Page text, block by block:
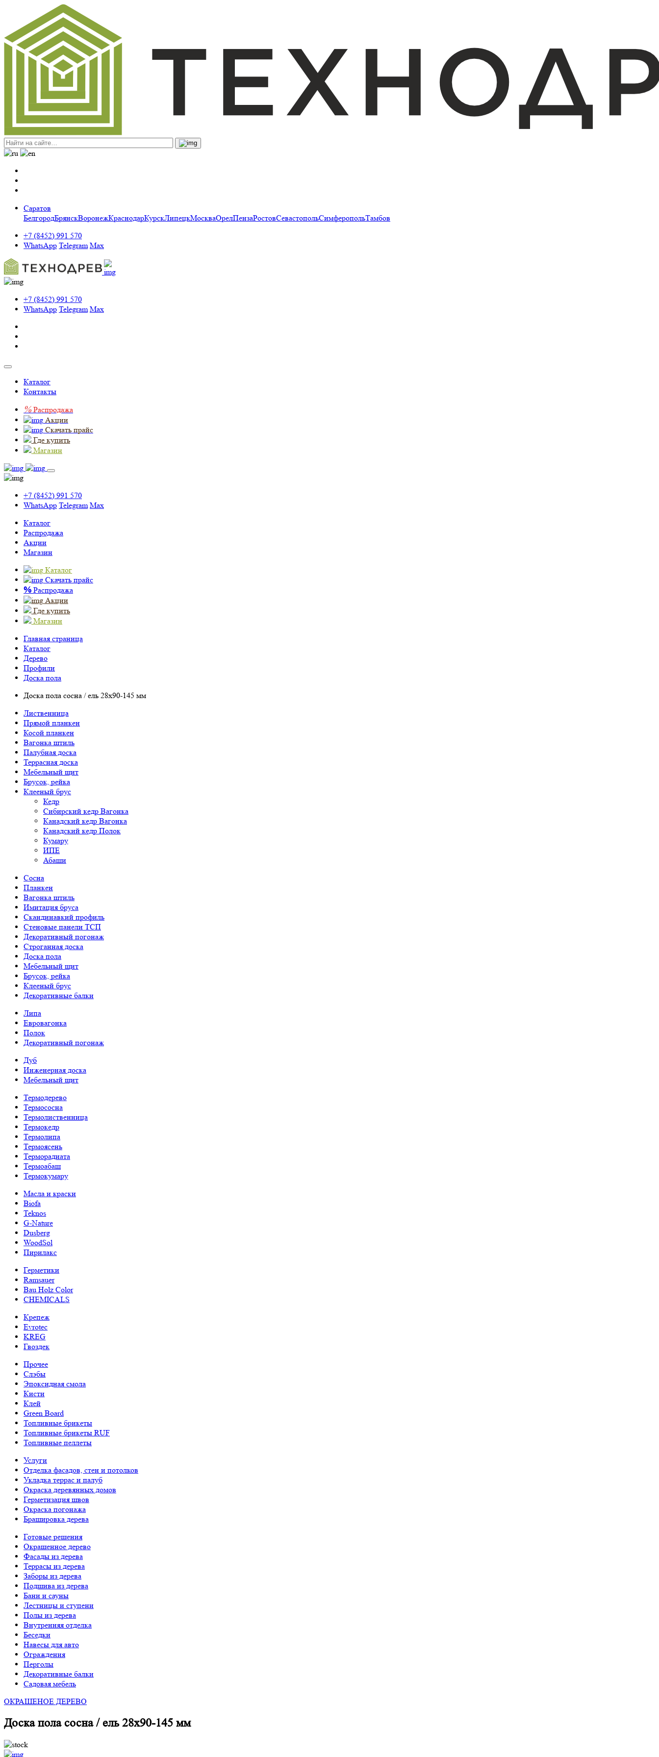
Саратов
БелгородБрянскВоронежКраснодарКурскЛипецкМоскваОрелПензаРостовСевастопольСимферопольТамбов
+7 (8452) 991 570
WhatsApp Telegram Max
+7 (8452) 991 570
WhatsApp Telegram Max
Каталог
Контакты
% Распродажа
Акции
Скачать прайс
Где купить
Магазин
+7 (8452) 991 570
WhatsApp Telegram Max
Каталог
Распродажа
Акции
Магазин
Каталог
Скачать прайс
% Распродажа
Акции
Где купить
Магазин
Главная страница
Каталог
Дерево
Профили
Доска пола
Доска пола сосна / ель 28х90-145 мм
Лиственница
Прямой планкен
Косой планкен
Вагонка штиль
Палубная доска
Террасная доска
Мебельный щит
Брусок, рейка
Клееный брус
Кедр
Сибирский кедр Вагонка
Канадский кедр Вагонка
Канадский кедр Полок
Кумару
ИПЕ
Абаши
Сосна
Планкен
Вагонка штиль
Имитация бруса
Скандинавкий профиль
Стеновые панели ТСП
Декоративный погонаж
Строганная доска
Доска пола
Мебельный щит
Брусок, рейка
Клееный брус
Декоративные балки
Липа
Евровагонка
Полок
Декоративный погонаж
Дуб
Инженерная доска
Мебельный щит
Термодерево
Термососна
Термолиственница
Термокедр
Термолипа
Термоясень
Терморадиата
Термоабаш
Термокумару
Масла и краски
Biofa
Teknos
G-Nature
Dusberg
WoodSol
Пирилакс
Герметики
Ramsauer
Bau Holz Color
CHEMICALS
Крепеж
Evrotec
KREG
Гвоздек
Прочее
Слэбы
Эпоксидная смола
Кисти
Клей
Green Board
Топливные брикеты
Топливные брикеты RUF
Топливные пеллеты
Услуги
Отделка фасадов, стен и потолков
Укладка террас и палуб
Окраска деревянных домов
Герметизация швов
Окраска погонажа
Брашировка дерева
Готовые решения
Окрашенное дерево
Фасады из дерева
Террасы из дерева
Заборы из дерева
Подшива из дерева
Бани и сауны
Лестницы и ступени
Полы из дерева
Внутренняя отделка
Беседки
Навесы для авто
Ограждения
Перголы
Декоративные балки
Садовая мебель
ОКРАШЕНОЕ ДЕРЕВО
Доска пола сосна / ель 28х90-145 мм